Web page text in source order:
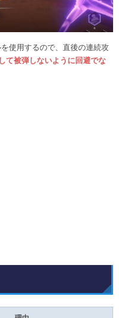
使用するので、直後の連続攻
て被弾しないように回避でな